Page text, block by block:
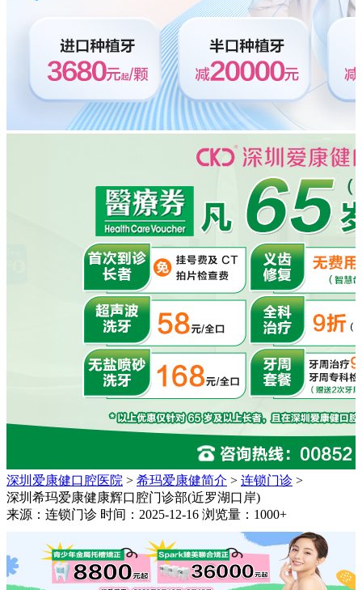
深圳爱康健口腔医院 > 希玛爱康健简介 > 连锁门诊 >
深圳希玛爱康健康辉口腔门诊部(近罗湖口岸)
来源：连锁门诊 时间：2025-12-16 浏览量：1000+